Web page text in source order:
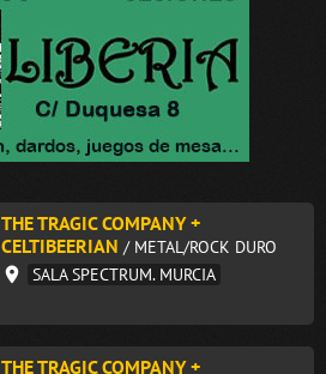
THE TRAGIC COMPANY +
CELTIBEERIAN / METAL/ROCK DURO
SALA SPECTRUM. MURCIA
THE TRAGIC COMPANY +